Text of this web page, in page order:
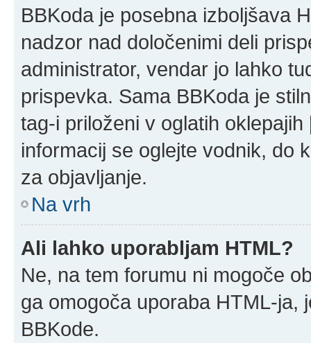
BBKoda je posebna izboljšava
nadzor nad določenimi deli
administrator, vendar jo lahko
prispevka. Sama BBKoda je
tag-i priloženi v oglatih
informacij se oglejte vodnik, do
za objavljanje.
Na vrh
Ali lahko uporabljam HTML?
Ne, na tem forumu ni mogoče
ga omogoča uporaba HTML-ja,
BBKode.